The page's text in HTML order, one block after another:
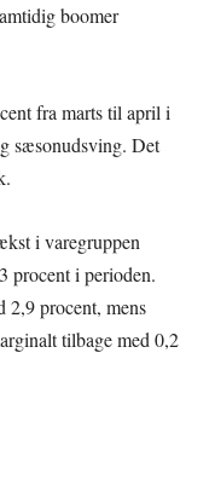
boomer
fra marts til april i
sæsonudsving. Det
i varegruppen
procent i perioden.
2,9 procent, mens
tilbage med 0,2